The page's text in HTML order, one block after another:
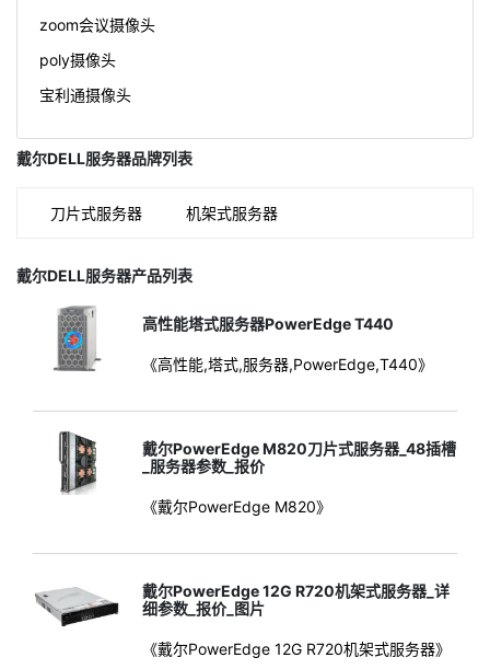
zoom会议摄像头
poly摄像头
宝利通摄像头
戴尔DELL服务器品牌列表
刀片式服务器 机架式服务器
戴尔DELL服务器产品列表
高性能塔式服务器PowerEdge T440
《高性能,塔式,服务器,PowerEdge,T440》
戴尔PowerEdge M820刀片式服务器_48插槽
_服务器参数_报价
《戴尔PowerEdge M820》
戴尔PowerEdge 12G R720机架式服务器_详
细参数_报价_图片
《戴尔PowerEdge 12G R720机架式服务器》